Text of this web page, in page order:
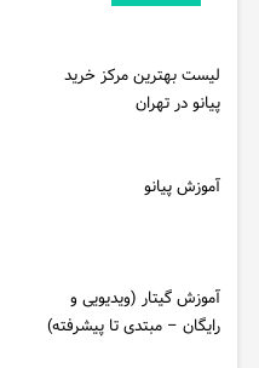
لیست بهترین مرکز خرید
پیانو در تهران
آموزش پیانو
آموزش گیتار (ویدیویی و
رایگان – مبتدی تا پیشرفته)